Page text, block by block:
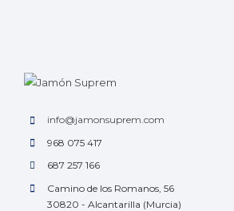
info@jamonsuprem.com
968 075 417
687 257 166
Camino de los Romanos, 56
30820 - Alcantarilla (Murcia)